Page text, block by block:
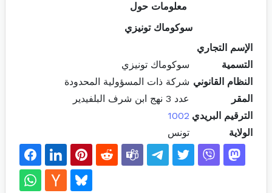
معلومات حول
سوكوماك تونيزي
الإسم التجاري
التسمية
سوكوماك تونيزي
النظام القانوني شركة ذات المسؤولية المحدودة
المقر
عدد 3 نهج ابن شرف البلفيدير
الترقيم البريدي 1002
الولاية
تونس